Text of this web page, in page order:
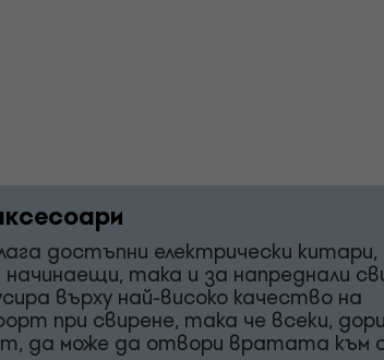
достъпни електрически китари,
така и за напреднали
върху най-високо качество на
при свирене, така че всеки,
да може да отвори вратата към